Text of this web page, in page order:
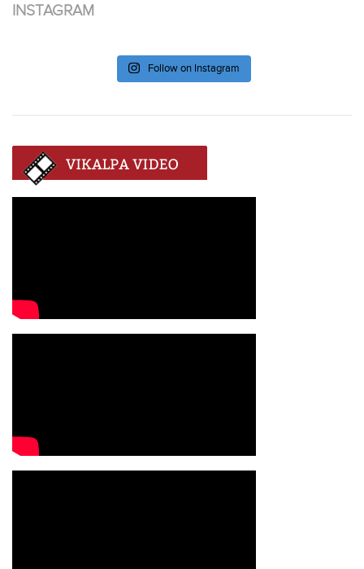
INSTAGRAM
Follow on Instagram